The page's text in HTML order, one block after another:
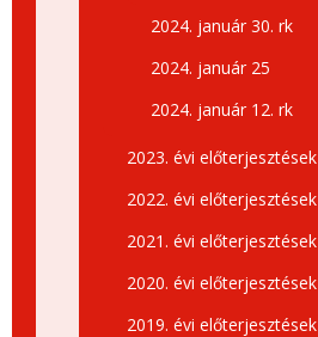
2024. január 30. rk
2024. január 25
2024. január 12. rk
2023. évi előterjesztések
2022. évi előterjesztések
2021. évi előterjesztések
2020. évi előterjesztések
2019. évi előterjesztések